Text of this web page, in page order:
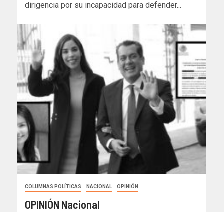
dirigencia por su incapacidad para defender...
COLUMNAS POLÍTICAS NACIONAL OPINIÓN
OPINIÓN Nacional